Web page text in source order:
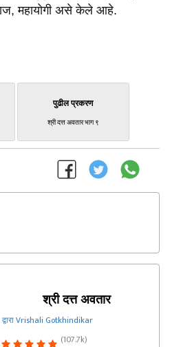
महायोगी असे केले आहे.
पुढील प्रकरण
श्री दत्त अवतार भाग ९
श्री दत्त अवतार
द्वारा Vrishali Gotkhindikar
(107.7k)